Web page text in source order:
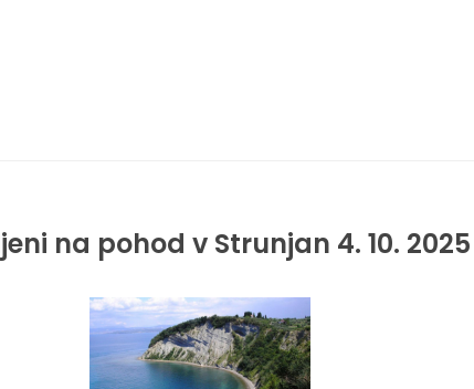
na pohod v Strunjan 4. 10. 2025